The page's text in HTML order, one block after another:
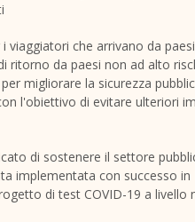
viaggiatori che arrivano da
ritorno da paesi non ad alto
migliorare la sicurezza
l'obiettivo di evitare ulteriori
di sostenere il settore
implementata con successo
di test COVID-19 a livello